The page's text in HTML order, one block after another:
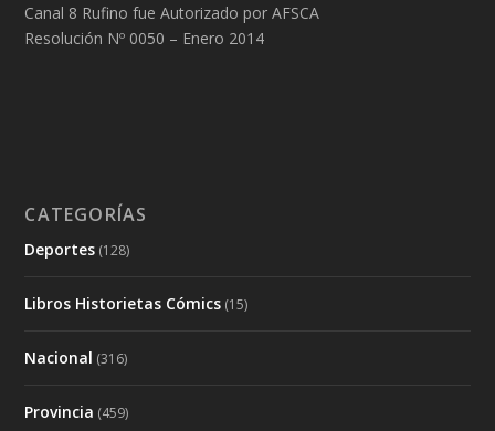
Canal 8 Rufino fue Autorizado por AFSCA
Resolución Nº 0050 – Enero 2014
CATEGORÍAS
Deportes (128)
Libros Historietas Cómics (15)
Nacional (316)
Provincia (459)